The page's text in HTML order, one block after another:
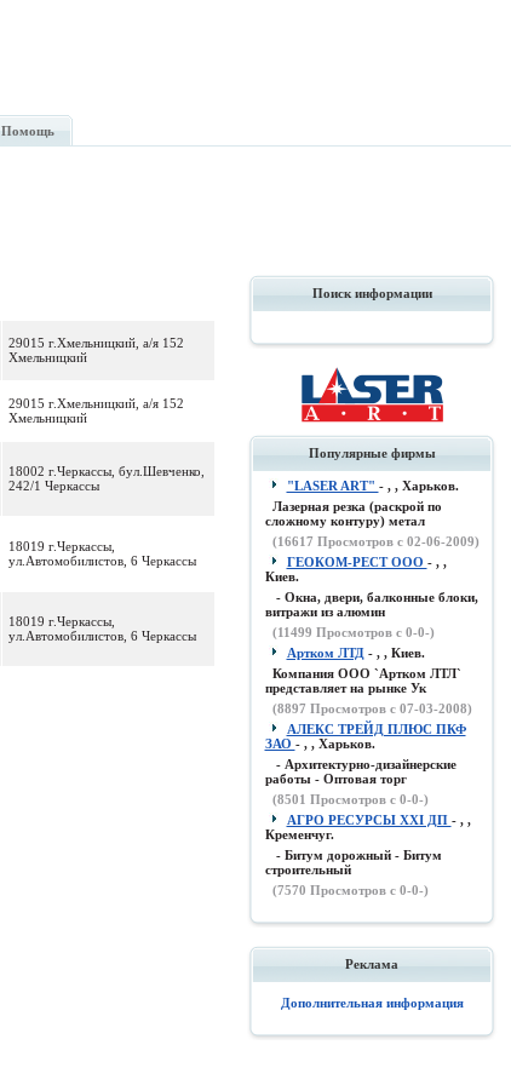
Помощь
29015 г.Хмельницкий, а/я 152
Хмельницкий
29015 г.Хмельницкий, а/я 152
Хмельницкий
18002 г.Черкассы, бул.Шевченко,
242/1 Черкассы
18019 г.Черкассы,
ул.Автомобилистов, 6 Черкассы
18019 г.Черкассы,
ул.Автомобилистов, 6 Черкассы
Поиск информации
Популярные фирмы
"LASER ART" - , , Харьков.
Лазерная резка (раскрой по
сложному контуру) метал
(16617 Просмотров с 02-06-2009)
ГЕОКОМ-РЕСТ ООО - , ,
Киев.
- Окна, двери, балконные блоки,
витражи из алюмин
(11499 Просмотров с 0-0-)
Артком ЛТД- , , Киев.
Компания ООО `Артком ЛТЛ`
представляет на рынке Ук
(8897 Просмотров с 07-03-2008)
АЛЕКС ТРЕЙД ПЛЮС ПКФ
ЗАО - , , Харьков.
- Архитектурно-дизайнерские
работы - Оптовая торг
(8501 Просмотров с 0-0-)
АГРО РЕСУРСЫ XXI ДП - , ,
Кременчуг.
- Битум дорожный - Битум
строительный
(7570 Просмотров с 0-0-)
Реклама
Дополнительная информация